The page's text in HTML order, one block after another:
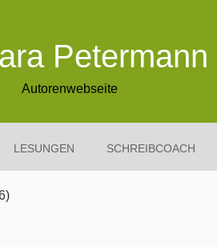
Petermann
Autorenwebseite
LESUNGEN SCHREIBCOACH